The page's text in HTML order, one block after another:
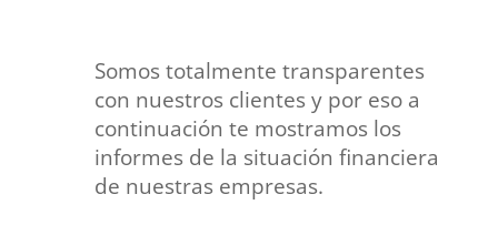
Somos totalmente transparentes
con nuestros clientes y por eso a
continuación te mostramos los
informes de la situación financiera
de nuestras empresas.